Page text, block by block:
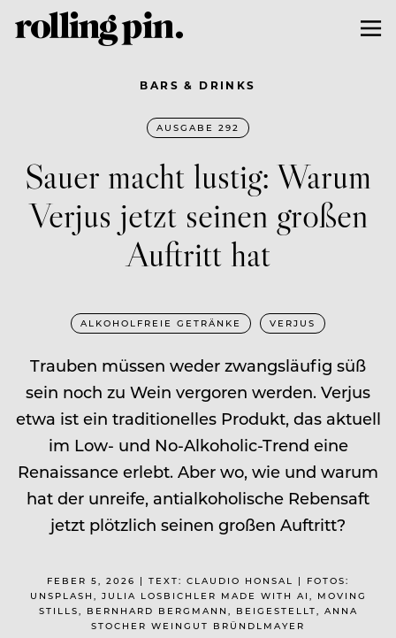
BARS & DRINKS
AUSGABE 292
Sauer macht lustig: Warum
Verjus jetzt seinen großen
Auftritt hat
ALKOHOLFREIE GETRÄNKE VERJUS
Trauben müssen weder zwangsläufig süß
sein noch zu Wein vergoren werden. Verjus
etwa ist ein traditionelles Produkt, das aktuell
im Low- und No-Alkoholic-Trend eine
Renaissance erlebt. Aber wo, wie und warum
hat der unreife, antialkoholische Rebensaft
jetzt plötzlich seinen großen Auftritt?
FEBER 5, 2026 | TEXT: CLAUDIO HONSAL | FOTOS:
UNSPLASH, JULIA LOSBICHLER MADE WITH AI, MOVING
STILLS, BERNHARD BERGMANN, BEIGESTELLT, ANNA
STOCHER WEINGUT BRÜNDLMAYER